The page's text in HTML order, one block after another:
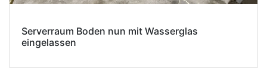
Serverraum Boden nun mit Wasserglas
eingelassen